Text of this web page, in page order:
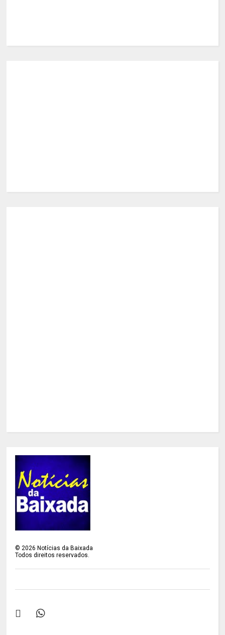
©2026 Notícias da Baixada
Todos direitos reservados.